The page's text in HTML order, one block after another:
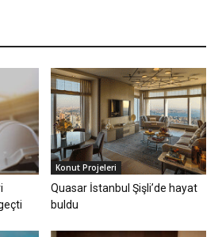
Konut Projeleri
Quasar İstanbul Şişli’de hayat
buldu